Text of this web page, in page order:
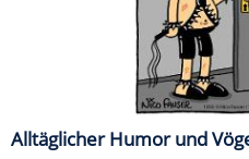
Alltäglicher Humor und